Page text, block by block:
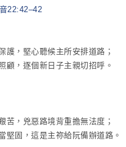
22:42–42
護，堅心聽候主所安排道路；
顧，逐個新日子主親切招呼。
苦，兇惡路境背重擔無法度；
堅固，這是主祢給阮備辦道路。